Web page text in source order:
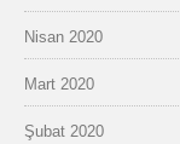
Nisan 2020
Mart 2020
Şubat 2020